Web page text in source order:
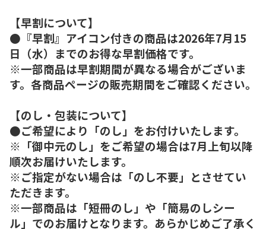
【早割について】
●『早割』アイコン付きの商品は2026年7月15
日（水）までのお得な早割価格です。
※一部商品は早割期間が異なる場合がございま
す。各商品ページの販売期間をご確認ください。
【のし・包装について】
●ご希望により「のし」をお付けいたします。
※「御中元のし」をご希望の場合は7月上旬以降
順次お届けいたします。
※ご指定がない場合は「のし不要」とさせてい
ただきます。
※一部商品は「短冊のし」や「簡易のしシー
ル」でのお届けとなります。あらかじめご了承く